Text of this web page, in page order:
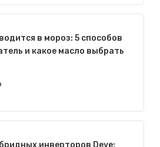
в мороз: 5 способов
и какое масло выбрать